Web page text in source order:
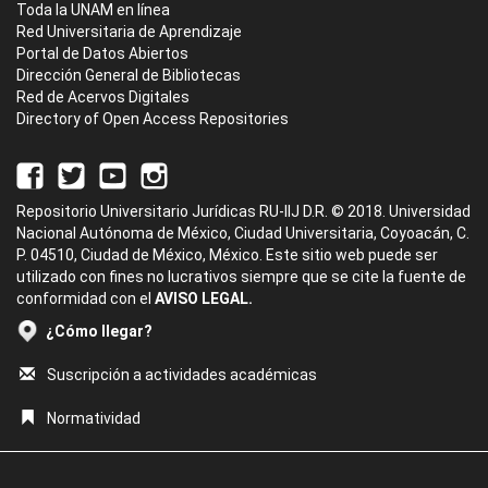
Toda la UNAM en línea
Red Universitaria de Aprendizaje
Portal de Datos Abiertos
Dirección General de Bibliotecas
Red de Acervos Digitales
Directory of Open Access Repositories
Repositorio Universitario Jurídicas RU-IIJ D.R. © 2018. Universidad
Nacional Autónoma de México, Ciudad Universitaria, Coyoacán, C.
P. 04510, Ciudad de México, México. Este sitio web puede ser
utilizado con fines no lucrativos siempre que se cite la fuente de
conformidad con el AVISO LEGAL.
¿Cómo llegar?
Suscripción a actividades académicas
Normatividad